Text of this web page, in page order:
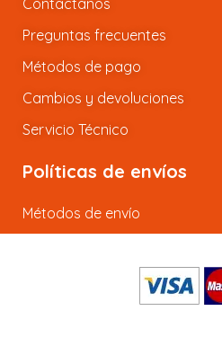
Contactanos
Preguntas frecuentes
Métodos de pago
Cambios y devoluciones
Servicio Técnico
Políticas de envíos
Métodos de envío